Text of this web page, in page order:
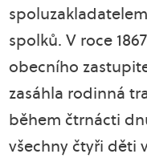
spolků. V roce
obecního
zasáhla rodinná
během čtrnácti
všechny čtyři děti